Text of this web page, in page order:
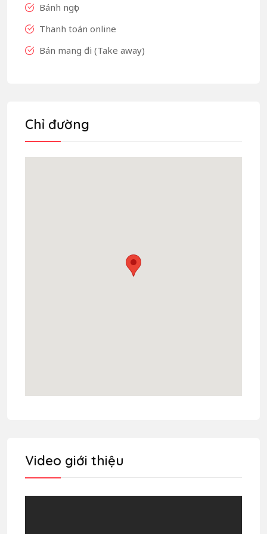
Bánh ngọt
Thanh toán online
Bán mang đi (Take away)
Chỉ đường
Video giới thiệu